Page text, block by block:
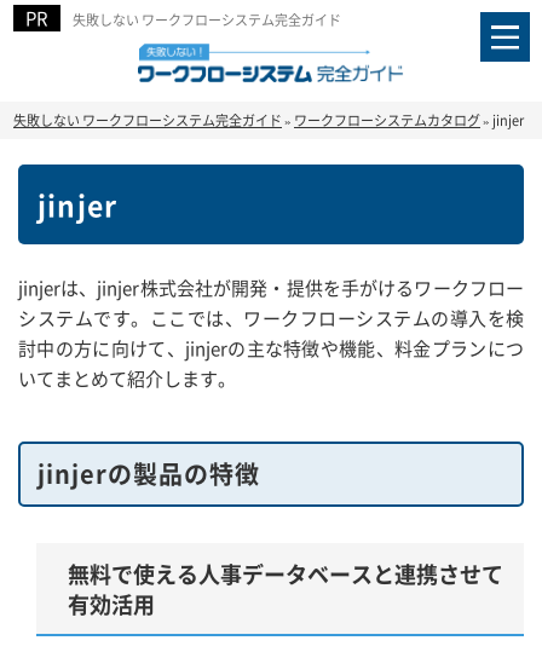
失敗しない ワークフローシステム完全ガイド
失敗しない ワークフローシステム完全ガイド» ワークフローシステムカタログ» jinjer
jinjer
jinjerは、jinjer株式会社が開発・提供を手がけるワークフロー
システムです。ここでは、ワークフローシステムの導入を検
討中の方に向けて、jinjerの主な特徴や機能、料金プランにつ
いてまとめて紹介します。
jinjerの製品の特徴
無料で使える人事データベースと連携させて
有効活用